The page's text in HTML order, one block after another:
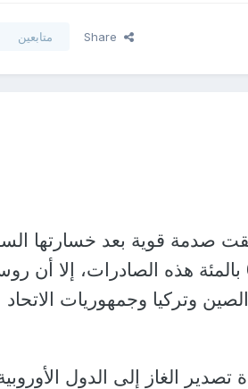
Share متابعين
صدمة قوية بعد خسارتها
الأوربية التي كانت تستحوذ على أكثر من 65 بالمئة هذه الصادرات، إلا أن
وتركيا وجمهوريات الاتحاد
الغاز إلى الدول